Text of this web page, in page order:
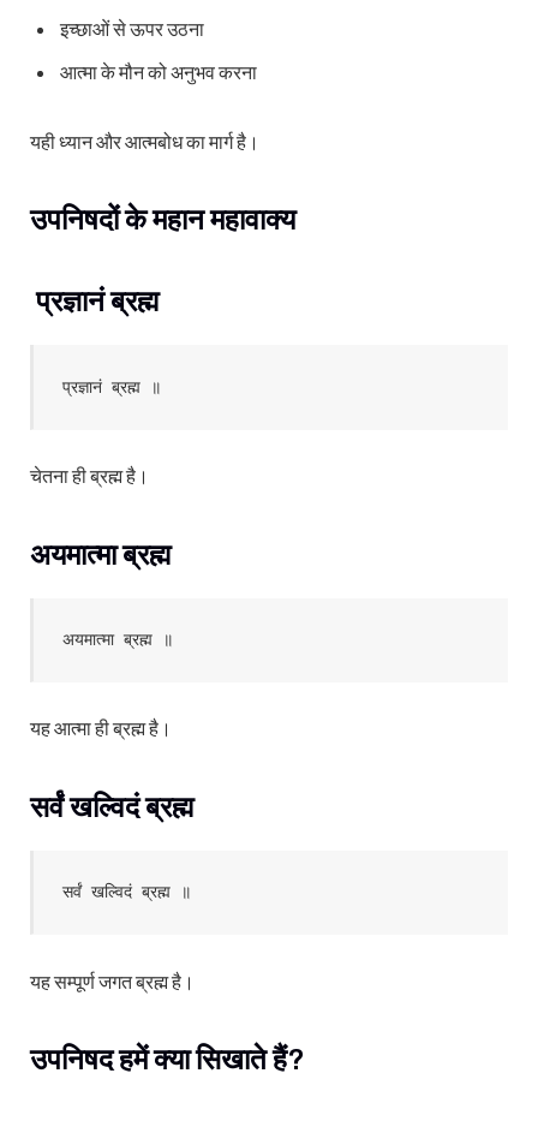
इच्छाओं से ऊपर उठना
आत्मा के मौन को अनुभव करना
यही ध्यान और आत्मबोध का मार्ग है।
उपनिषदों के महान महावाक्य
प्रज्ञानं ब्रह्म
प्रज्ञानं ब्रह्म ॥
चेतना ही ब्रह्म है।
अयमात्मा ब्रह्म
अयमात्मा ब्रह्म ॥
यह आत्मा ही ब्रह्म है।
सर्वं खल्विदं ब्रह्म
सर्वं खल्विदं ब्रह्म ॥
यह सम्पूर्ण जगत ब्रह्म है।
उपनिषद हमें क्या सिखाते हैं?